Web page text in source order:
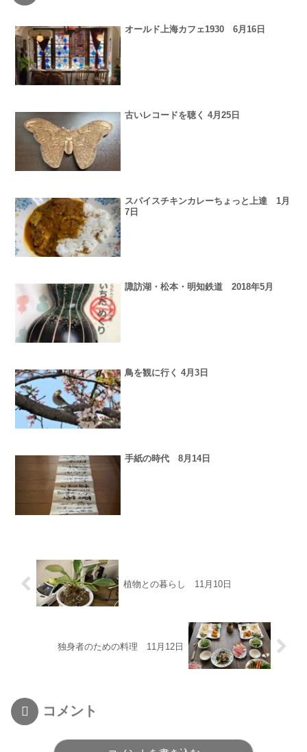
オールド上海カフェ1930 6月16日
古いレコードを聴く 4月25日
スパイスチキンカレーちょっと上達 1月
7日
諏訪湖・松本・明知鉄道 2018年5月
鳥を観に行く 4月3日
手紙の時代 8月14日
植物との暮らし 11月10日
独身者のための料理 11月12日
コメント